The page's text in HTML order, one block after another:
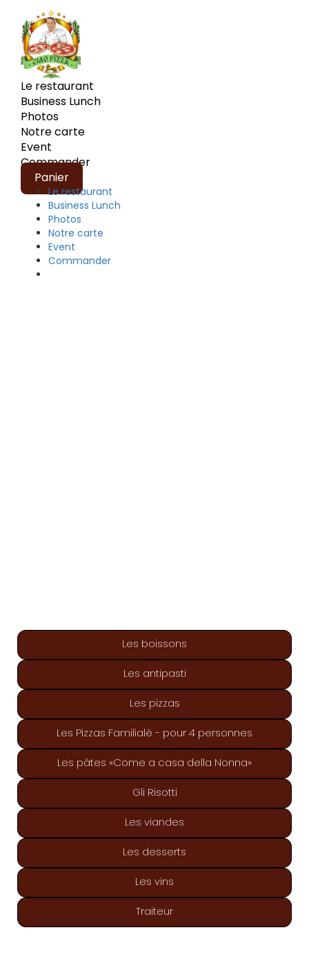
Le restaurant
Business Lunch
Photos
Notre carte
Event
Commander
Panier
Le restaurant
Business Lunch
Photos
Notre carte
Event
Commander
Les boissons
Les antipasti
Les pizzas
Les Pizzas Familialé - pour 4 personnes
Les pâtes «Come a casa della Nonna»
Gli Risotti
Les viandes
Les desserts
Les vins
Traiteur